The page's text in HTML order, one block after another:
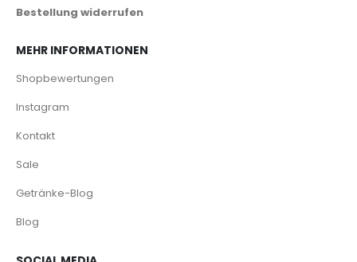
Bestellung widerrufen
MEHR INFORMATIONEN
Shopbewertungen
Instagram
Kontakt
Sale
Getränke-Blog
Blog